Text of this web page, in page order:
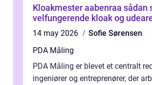
Kloakmester aabenraa sådan sikrer du
velfungerende kloak og
14 may 2026
Sofie Sørensen
PDA Måling
PDA Måling er blevet et centralt
ingeniører og entreprenører, der